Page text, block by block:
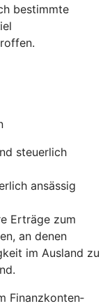
bestimmte
steuerlich
ansässig
Erträge zum
an denen
im Ausland zu
Finanz­konten­